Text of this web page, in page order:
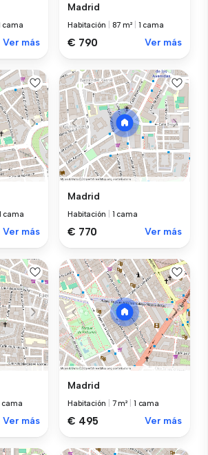
cama
Ver más
Madrid
Habitación 87 m² 1 cama
€ 790 Ver más
cama
Ver más
Madrid
Habitación 1 cama
€ 770 Ver más
cama
Ver más
Madrid
Habitación 7 m² 1 cama
€ 495 Ver más